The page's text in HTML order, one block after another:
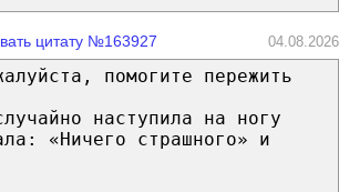
цитату №163927 04.08.2026
помогите пережить
наступила на ногу
«Ничего страшного» и